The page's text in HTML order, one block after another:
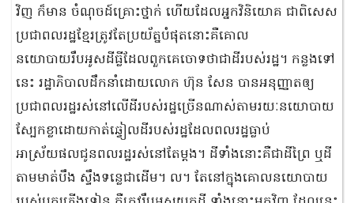
វិញ ក៏មាន ចំណុចដ៍គ្រោះថ្នាក់ ហើយដែលអ្នកវិនិយោគ ជាពិសេស
ប្រជាពលរដ្ឋខ្មែរត្រូវតែប្រយ័ត្នបំផុតនោះគឺគោល
នយោបាយរឹបអូសដីធ្លីដែលពួកគេចោទថាជាដីរបស់រដ្ឋ។ កន្លងទៅ
នេះ រដ្ឋាភិបាលដឹកនាំដោយលោក ហ៊ុន សែន បានអនុញ្ញាតឲ្យ
ប្រជាពលរដ្ឋរស់នៅលើដីរបស់រដ្ឋច្រើនណាស់តាមរយៈនយោបាយ
ស្បែកខ្លាដោយកាត់ឆ្វៀលដីរបស់រដ្ឋដែលពលរដ្ឋធ្លាប់
អាស្រ័យផលជូនពលរដ្ឋរស់នៅតែម្តង។ ដីទាំងនោះគឺជាដីព្រៃ ឬដី
តាមមាត់បឹង ស្ទឹងទន្លេជាដើម។ ល។ តែនៅក្នុងគោលនយោបាយ